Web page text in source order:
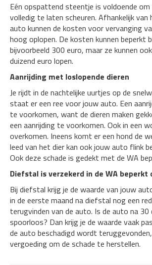
Eén opspattend steentje is voldoende
volledig te laten scheuren. Afhankelijk
auto kunnen de kosten voor vervanging
hoog oplopen. De kosten kunnen beperkt
bijvoorbeeld 300 euro, maar ze kunnen
duizend euro lopen.
Aanrijding met loslopende dieren
Je rijdt in de nachtelijke uurtjes op de
staat er een ree voor jouw auto. Een
te voorkomen, want de dieren maken
een aanrijding te voorkomen. Ook in een
overkomen. Ineens komt er een hond de
leed van het dier kan ook jouw auto flink
Ook deze schade is gedekt met de WA
Diefstal is verzekerd in de WA beperkt
Bij diefstal krijg je de waarde van jouw
in de eerste maand na diefstal nog een
terugvinden van de auto. Is de auto na
spoorloos? Dan krijg je de waarde vaak
de auto beschadigd wordt
vergoeding om de schade te herstellen.